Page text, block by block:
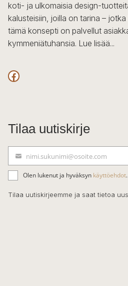
koti- ja ulkomaisia design-
kalusteisiin, joilla on tarina –
tämä konsepti on palvellut
kymmeniätuhansia. Lue lisää...
Facebook
Tilaa uutiskirje
ä
h
k
nimi.sukunimi@osoite.com
Olen lukenut ja hyväksyn käyttöehdot.
Tilaa uutiskirjeemme ja saat tietoa